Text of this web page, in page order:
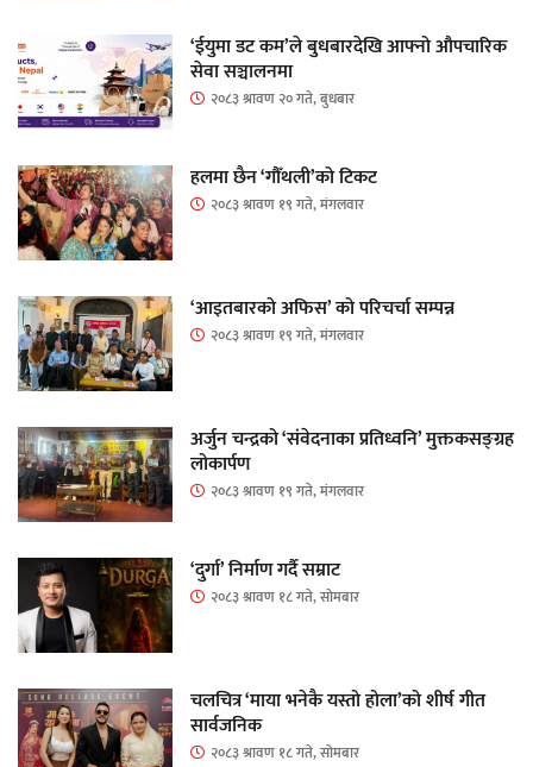
‘ईयुमा डट कम’ले बुधबारदेखि आफ्नो औपचारिक
सेवा सञ्चालनमा
२०८३ श्रावण २० गते, बुधबार
हलमा छैन ‘गौँथली’को टिकट
२०८३ श्रावण १९ गते, मंगलवार
‘आइतबारको अफिस’ को परिचर्चा सम्पन्न
२०८३ श्रावण १९ गते, मंगलवार
अर्जुन चन्द्रको ‘संवेदनाका प्रतिध्वनि’ मुक्तकसङ्ग्रह
लोकार्पण
२०८३ श्रावण १९ गते, मंगलवार
‘दुर्गा’ निर्माण गर्दै सम्राट
२०८३ श्रावण १८ गते, सोमबार
चलचित्र ‘माया भनेकै यस्तो होला’को शीर्ष गीत
सार्वजनिक
२०८३ श्रावण १८ गते, सोमबार